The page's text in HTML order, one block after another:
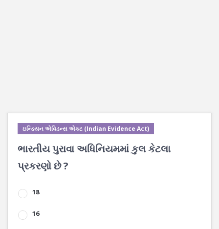
ઇન્ડિયન એવિડન્સ એક્ટ (Indian Evidence Act)
ભારતીય પુરાવા અધિનિયમમાં કુલ કેટલા
પ્રકરણો છે ?
18
16